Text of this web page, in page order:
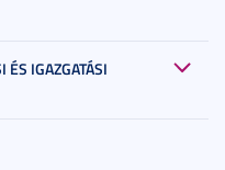
ÉS IGAZGATÁSI